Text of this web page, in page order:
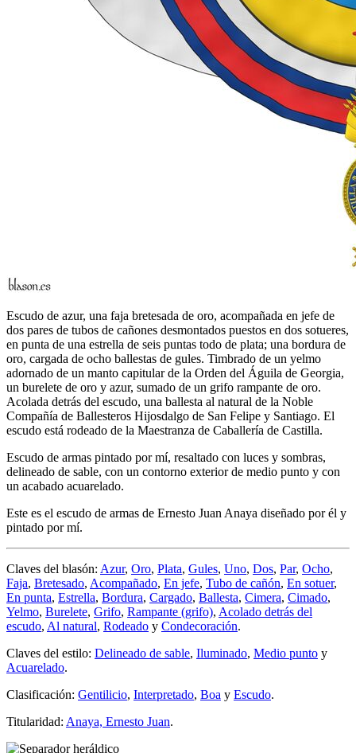
Escudo de azur, una faja bretesada de oro, acompañada en jefe de
dos pares de tubos de cañones desmontados puestos en dos sotueres,
en punta de una estrella de seis puntas todo de plata; una bordura de
oro, cargada de ocho ballestas de gules. Timbrado de un yelmo
adornado de un manto capitular de la Orden del Águila de Georgia,
un burelete de oro y azur, sumado de un grifo rampante de oro.
Acolada detrás del escudo, una ballesta al natural de la Noble
Compañía de Ballesteros Hijosdalgo de San Felipe y Santiago. El
escudo está rodeado de la Maestranza de Caballería de Castilla.
Escudo de armas pintado por mí, resaltado con luces y sombras,
delineado de sable, con un contorno exterior de medio punto y con
un acabado acuarelado.
Este es el escudo de armas de Ernesto Juan Anaya diseñado por él y
pintado por mí.
Claves del blasón: Azur, Oro, Plata, Gules, Uno, Dos, Par, Ocho,
Faja, Bretesado, Acompañado, En jefe, Tubo de cañón, En sotuer,
En punta, Estrella, Bordura, Cargado, Ballesta, Cimera, Cimado,
Yelmo, Burelete, Grifo, Rampante (grifo), Acolado detrás del
escudo, Al natural, Rodeado y Condecoración.
Claves del estilo: Delineado de sable, Iluminado, Medio punto y
Acuarelado.
Clasificación: Gentilicio, Interpretado, Boa y Escudo.
Titularidad: Anaya, Ernesto Juan.